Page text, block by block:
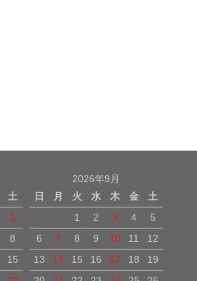
土
1
8
15
2026年9月
日
月 火 水 木 金
土
1
2 3 4
5
6
7 8 9 10 11
12
13
14 15 16 17 18
19